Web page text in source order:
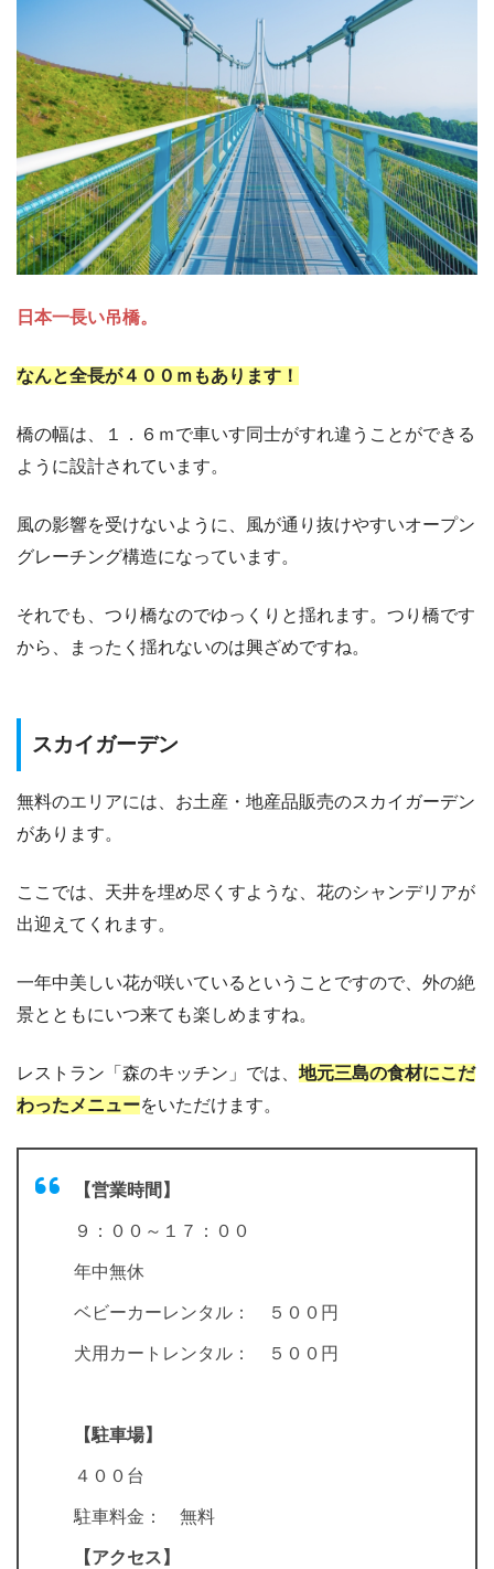
日本一長い吊橋。
なんと全長が４００ｍもあります！
橋の幅は、１．６ｍで車いす同士がすれ違うことができる
ように設計されています。
風の影響を受けないように、風が通り抜けやすいオープン
グレーチング構造になっています。
それでも、つり橋なのでゆっくりと揺れます。つり橋です
から、まったく揺れないのは興ざめですね。
スカイガーデン
無料のエリアには、お土産・地産品販売のスカイガーデン
があります。
ここでは、天井を埋め尽くすような、花のシャンデリアが
出迎えてくれます。
一年中美しい花が咲いているということですので、外の絶
景とともにいつ来ても楽しめますね。
レストラン「森のキッチン」では、 地元三島の食材にこだ
わったメニューをいただけます。
【営業時間】
９：００～１７：００
年中無休
ベビーカーレンタル： ５００円
犬用カートレンタル： ５００円
【駐車場】
４００台
駐車料金： 無料
【アクセス】